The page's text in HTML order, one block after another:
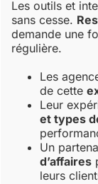
Les outils et
sans cesse.
demande une
régulière.
Les
de cette
Leur
et types
Un
d’affaires
leurs